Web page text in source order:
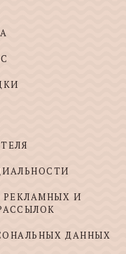
РЕКЛАМНЫХ И
ДАННЫХ